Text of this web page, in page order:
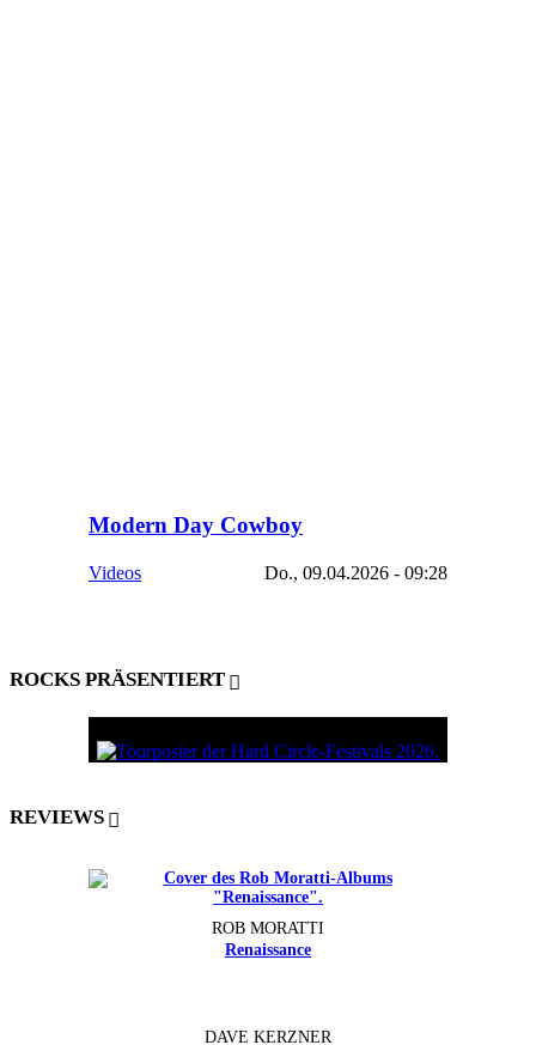
Modern Day Cowboy
Videos Do., 09.04.2026 - 09:28
ROCKS PRÄSENTIERT
REVIEWS
ROB MORATTI
Renaissance
DAVE KERZNER